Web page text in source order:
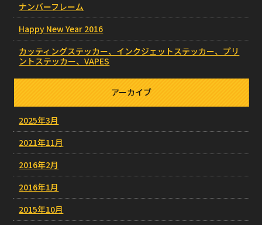
ナンバーフレーム
Happy New Year 2016
カッティングステッカー、インクジェットステッカー、プリ
ントステッカー、VAPES
アーカイブ
2025年3月
2021年11月
2016年2月
2016年1月
2015年10月